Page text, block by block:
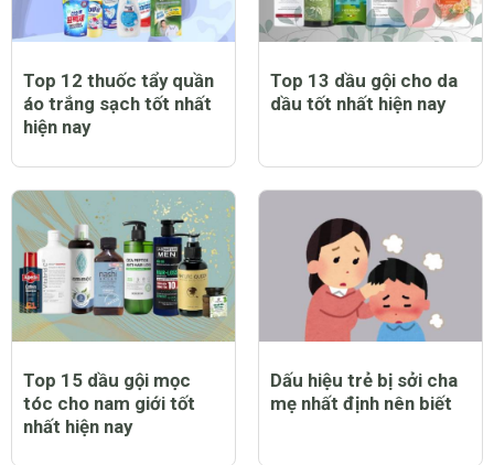
Top 12 thuốc tẩy quần
áo trắng sạch tốt nhất
hiện nay
Top 13 dầu gội cho da
dầu tốt nhất hiện nay
Top 15 dầu gội mọc
tóc cho nam giới tốt
nhất hiện nay
Dấu hiệu trẻ bị sởi cha
mẹ nhất định nên biết